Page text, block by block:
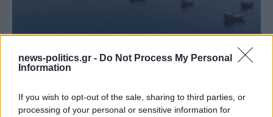
news-politics.gr - Do Not Process My Personal
Information
If you wish to opt-out of the sale, sharing to third parties, or
processing of your personal or sensitive information for
Στενά του Ορμούζ: Ιράν και Ομάν συμφώνησαν στη
διαδρομή των πλοίων, εκκρεμούν κρίσιμες